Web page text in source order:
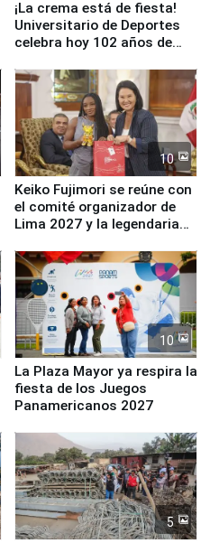
¡La crema está de fiesta!
Universitario de Deportes
celebra hoy 102 años de
10
Keiko Fujimori se reúne con
el comité organizador de
Lima 2027 y la legendaria
10
La Plaza Mayor ya respira la
fiesta de los Juegos
Panamericanos 2027
5